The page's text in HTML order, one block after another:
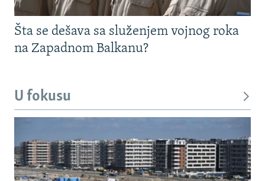
Šta se dešava sa služenjem vojnog roka
na Zapadnom Balkanu?
U fokusu